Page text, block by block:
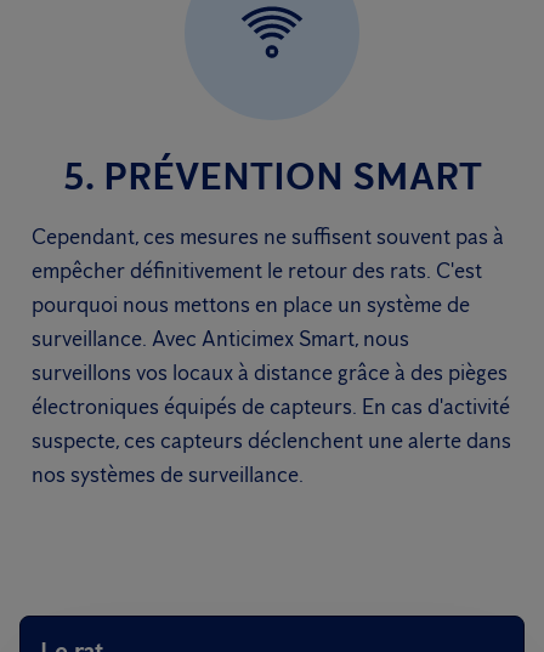
5. PRÉVENTION SMART
Cependant, ces mesures ne suffisent souvent pas à
empêcher définitivement le retour des rats. C'est
pourquoi nous mettons en place un système de
surveillance. Avec Anticimex Smart, nous
surveillons vos locaux à distance grâce à des pièges
électroniques équipés de capteurs. En cas d'activité
suspecte, ces capteurs déclenchent une alerte dans
nos systèmes de surveillance.